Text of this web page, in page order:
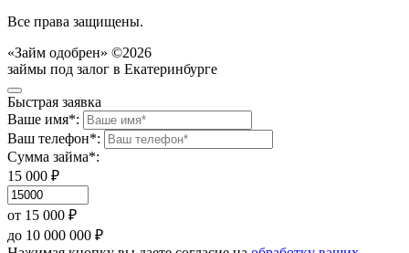
Все права защищены.
«Займ одобрен» ©2026
займы под залог в Екатеринбурге
Быстрая заявка
Ваше имя*:
Ваш телефон*:
Сумма займа*:
15 000 ₽
от 15 000 ₽
до 10 000 000 ₽